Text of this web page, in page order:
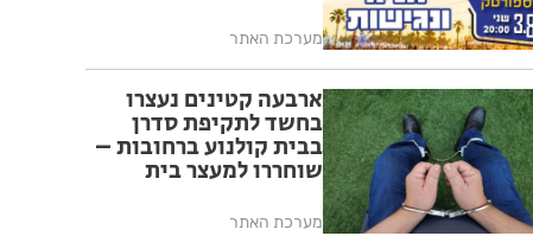
מערכת האתר
ארבעה קטינים נעצרו
בחשד לתקיפת סדרן
בבית קולנוע ברחובות –
שוחררו למעצר בית
מערכת האתר